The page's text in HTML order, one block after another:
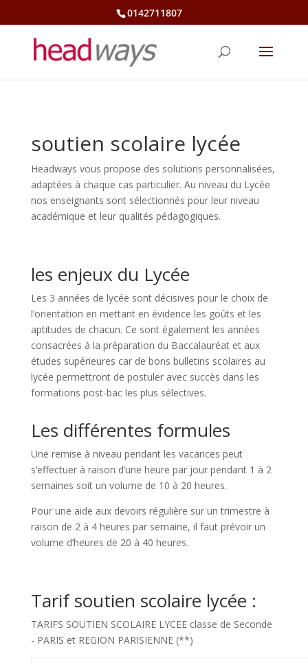
0142711807
soutien scolaire lycée
Headways vous propose des solutions personnalisées,
adaptées à chaque cas particulier. Au niveau du Lycée
nos enseignants sont sélectionnés pour leur niveau
académique et leur qualités pédagogiques.
les enjeux du Lycée
Les 3 années de lycée sont décisives pour le choix de
l’orientation en mettant en évidence les goûts et les
aptitudes de chacun. Ce sont également les années
consacrées à la préparation du Baccalauréat et aux
études supérieures car de bons bulletins scolaires au
lycée permettront de postuler avec succès dans les
formations post-bac les plus sélectives.
Les différentes formules
Une remise à niveau pendant les vacances peut
s’effectuer à raison d’une heure par jour pendant 1 à 2
semaines soit un volume de 10 à 20 heures.
Pour une aide aux devoirs régulière sur un trimestre à
raison de 2 à 4 heures par semaine, il faut prévoir un
volume d’heures de 20 à 40 heures.
Tarif soutien scolaire lycée :
TARIFS SOUTIEN SCOLAIRE LYCEE classe de Seconde
- PARIS et REGION PARISIENNE (**)